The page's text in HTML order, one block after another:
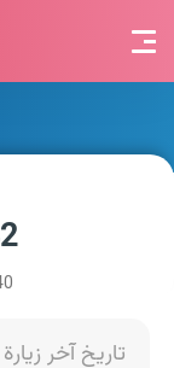
40
تاريخ آخر زيارة